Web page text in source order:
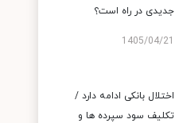
جدیدی در راه است؟
1405/04/21
اختلال بانکی ادامه دارد /
تکلیف سود سپرده ها و